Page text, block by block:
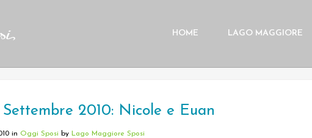
HOME LAGO MAGGIORE
Settembre 2010: Nicole e Euan
in Oggi Sposi by Lago Maggiore Sposi